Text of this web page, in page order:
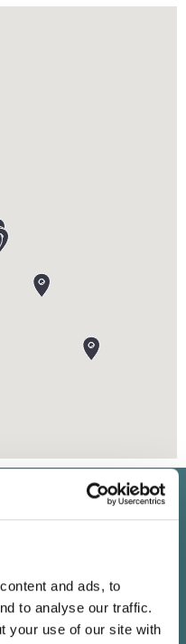
and ads, to
to analyse our traffic.
your use of our site with
für Informationen
Musik, Angebote und